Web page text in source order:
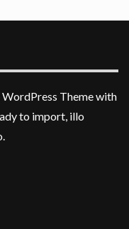
Theme with
to import, illo